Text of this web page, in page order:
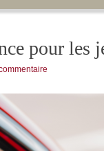
pour les